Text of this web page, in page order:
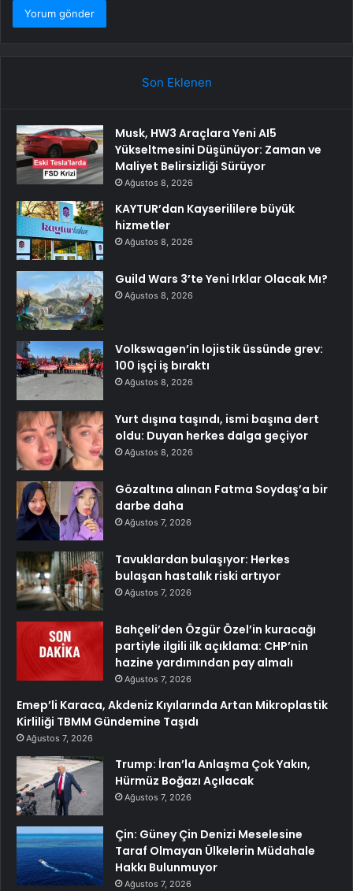
Son Eklenen
Musk, HW3 Araçlara Yeni AI5
Yükseltmesini Düşünüyor: Zaman ve
Maliyet Belirsizliği Sürüyor
Ağustos 8, 2026
KAYTUR’dan Kayserililere büyük
hizmetler
Ağustos 8, 2026
Guild Wars 3’te Yeni Irklar Olacak Mı?
Ağustos 8, 2026
Volkswagen’in lojistik üssünde grev:
100 işçi iş bıraktı
Ağustos 8, 2026
Yurt dışına taşındı, ismi başına dert
oldu: Duyan herkes dalga geçiyor
Ağustos 8, 2026
Gözaltına alınan Fatma Soydaş’a bir
darbe daha
Ağustos 7, 2026
Tavuklardan bulaşıyor: Herkes
bulaşan hastalık riski artıyor
Ağustos 7, 2026
Bahçeli’den Özgür Özel’in kuracağı
partiyle ilgili ilk açıklama: CHP’nin
hazine yardımından pay almalı
Ağustos 7, 2026
Emep’li Karaca, Akdeniz Kıyılarında Artan Mikroplastik
Kirliliği TBMM Gündemine Taşıdı
Ağustos 7, 2026
Trump: İran’la Anlaşma Çok Yakın,
Hürmüz Boğazı Açılacak
Ağustos 7, 2026
Çin: Güney Çin Denizi Meselesine
Taraf Olmayan Ülkelerin Müdahale
Hakkı Bulunmuyor
Ağustos 7, 2026